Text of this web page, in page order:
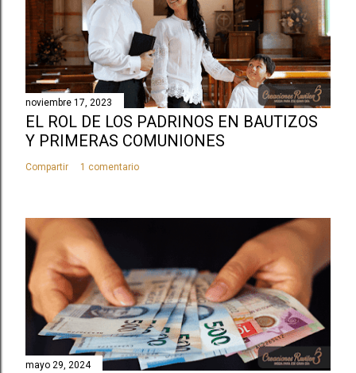
noviembre 17, 2023
EL ROL DE LOS PADRINOS EN BAUTIZOS
Y PRIMERAS COMUNIONES
Compartir 1 comentario
mayo 29, 2024